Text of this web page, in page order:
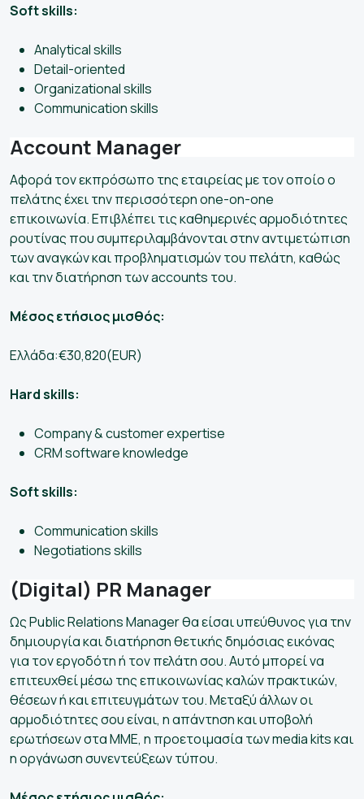
Soft skills:
Analytical skills
Detail-oriented
Organizational skills
Communication skills
Account Manager
Αφορά τον εκπρόσωπο της εταιρείας με τον οποίο ο
πελάτης έχει την περισσότερη one-on-one
επικοινωνία. Επιβλέπει τις καθημερινές αρμοδιότητες
ρουτίνας που συμπεριλαμβάνονται στην αντιμετώπιση
των αναγκών και προβληματισμών του πελάτη, καθώς
και την διατήρηση των accounts του.
Μέσος ετήσιος μισθός:
Ελλάδα:€30,820(EUR)
Hard skills:
Company & customer expertise
CRM software knowledge
Soft skills:
Communication skills
Negotiations skills
(Digital) PR Manager
Ως Public Relations Manager θα είσαι υπεύθυνος για την
δημιουργία και διατήρηση θετικής δημόσιας εικόνας
για τον εργοδότη ή τον πελάτη σου. Αυτό μπορεί να
επιτευχθεί μέσω της επικοινωνίας καλών πρακτικών,
θέσεων ή και επιτευγμάτων του. Μεταξύ άλλων οι
αρμοδιότητες σου είναι, η απάντηση και υποβολή
ερωτήσεων στα ΜΜΕ, η προετοιμασία των media kits και
η οργάνωση συνεντεύξεων τύπου.